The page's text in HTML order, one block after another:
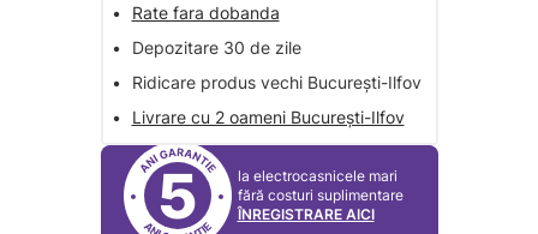
•
Rate fara dobanda
•
Depozitare 30 de zile
•
Ridicare produs vechi București-Ilfov
•
Livrare cu 2 oameni București-Ilfov
5
la electrocasnicele mari
fără costuri suplimentare
ÎNREGISTRARE AICI